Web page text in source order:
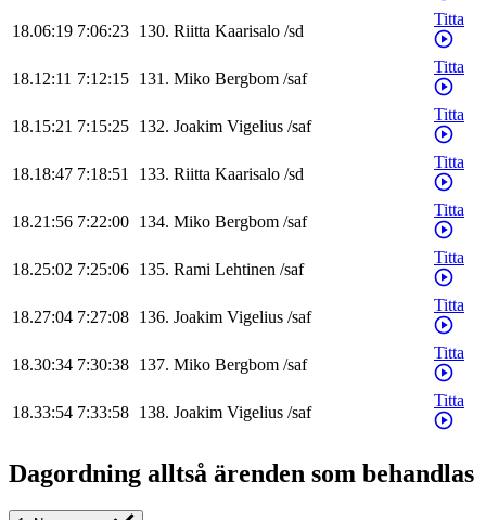
18.06:19 7:06:23 130. Riitta Kaarisalo /sd
Titta
18.12:11 7:12:15 131. Miko Bergbom /saf
Titta
18.15:21 7:15:25 132. Joakim Vigelius /saf
Titta
18.18:47 7:18:51 133. Riitta Kaarisalo /sd
Titta
18.21:56 7:22:00 134. Miko Bergbom /saf
Titta
18.25:02 7:25:06 135. Rami Lehtinen /saf
Titta
18.27:04 7:27:08 136. Joakim Vigelius /saf
Titta
18.30:34 7:30:38 137. Miko Bergbom /saf
Titta
18.33:54 7:33:58 138. Joakim Vigelius /saf
Titta
Dagordning alltså ärenden som behandlas